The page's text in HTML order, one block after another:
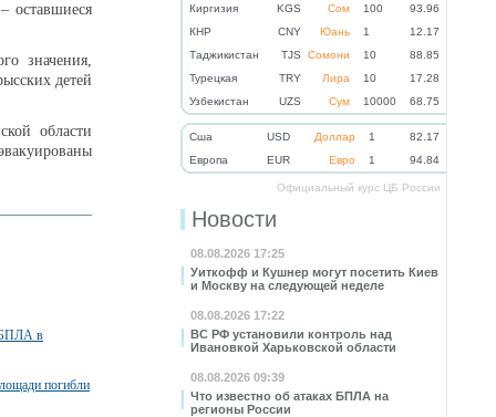
Киргизия
KGS Сом 100
93.96
КНР
CNY Юань 1
12.17
Таджикистан
TJS Сомони 10
88.85
Турецкая
TRY Лира 10
17.28
Узбекистан
UZS Сум 10000 68.75
Cша USD Доллар 1
82.17
Eвропа
EUR Евро 1 94.84
Официальный курс ЦБ России
Новости
08.08.2026 17:25
Уиткофф и Кушнер могут посетить Киев
и Москву на следующей неделе
08.08.2026 17:22
ВС РФ установили контроль над
Ивановкой Харьковской области
08.08.2026 09:39
Что известно об атаках БПЛА на
регионы России
оставшиеся
значения,
детей
области
БПЛА в
погибли